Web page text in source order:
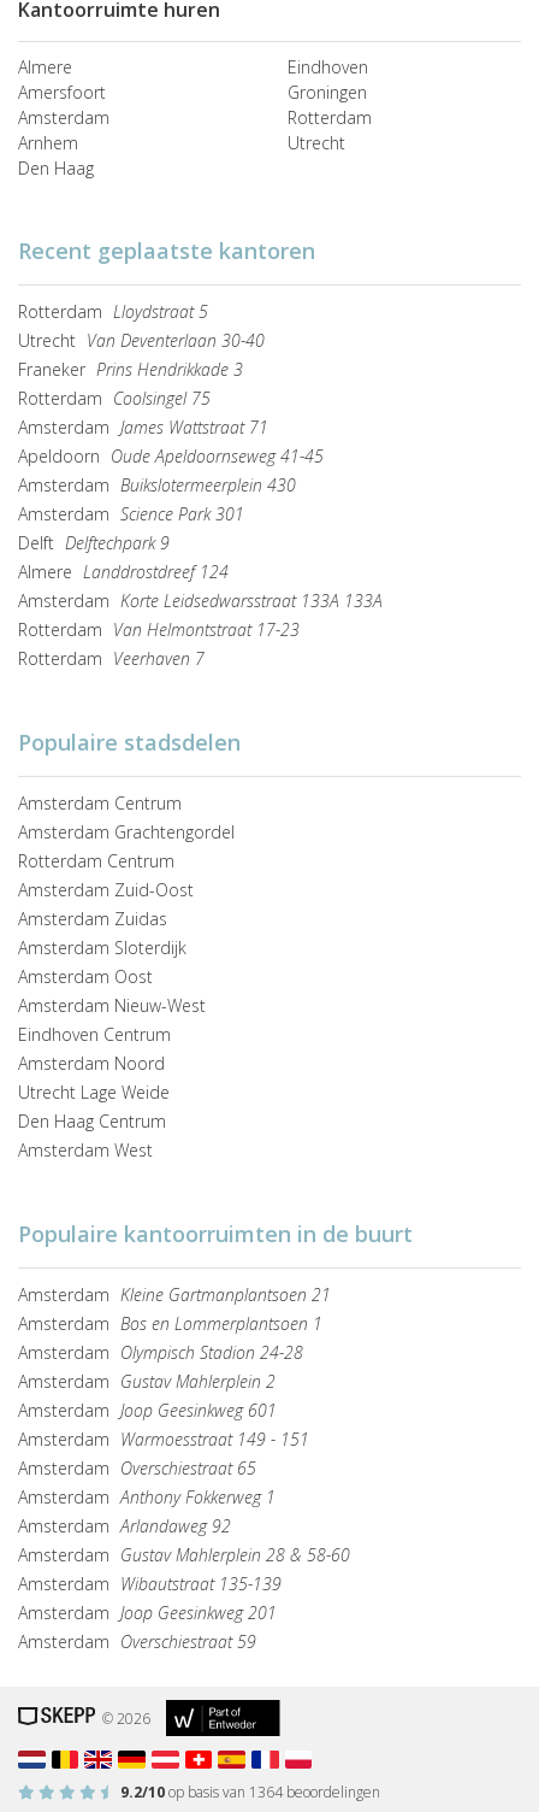
Kantoorruimte huren
Almere
Amersfoort
Amsterdam
Arnhem
Den Haag
Eindhoven
Groningen
Rotterdam
Utrecht
Recent geplaatste kantoren
Rotterdam Lloydstraat 5
Utrecht Van Deventerlaan 30-40
Franeker Prins Hendrikkade 3
Rotterdam Coolsingel 75
Amsterdam James Wattstraat 71
Apeldoorn Oude Apeldoornseweg 41-45
Amsterdam Buikslotermeerplein 430
Amsterdam Science Park 301
Delft Delftechpark 9
Almere Landdrostdreef 124
Amsterdam Korte Leidsedwarsstraat 133A 133A
Rotterdam Van Helmontstraat 17-23
Rotterdam Veerhaven 7
Populaire stadsdelen
Amsterdam Centrum
Amsterdam Grachtengordel
Rotterdam Centrum
Amsterdam Zuid-Oost
Amsterdam Zuidas
Amsterdam Sloterdijk
Amsterdam Oost
Amsterdam Nieuw-West
Eindhoven Centrum
Amsterdam Noord
Utrecht Lage Weide
Den Haag Centrum
Amsterdam West
Populaire kantoorruimten in de buurt
Amsterdam Kleine Gartmanplantsoen 21
Amsterdam Bos en Lommerplantsoen 1
Amsterdam Olympisch Stadion 24-28
Amsterdam Gustav Mahlerplein 2
Amsterdam Joop Geesinkweg 601
Amsterdam Warmoesstraat 149 - 151
Amsterdam Overschiestraat 65
Amsterdam Anthony Fokkerweg 1
Amsterdam Arlandaweg 92
Amsterdam Gustav Mahlerplein 28 & 58-60
Amsterdam Wibautstraat 135-139
Amsterdam Joop Geesinkweg 201
Amsterdam Overschiestraat 59
© 2026
9.2/10op basis van 1364beoordelingen